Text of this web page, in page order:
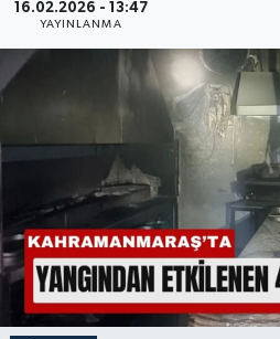
16.02.2026 - 13:47
YAYINLANMA
TEKNOLOJİ
SAĞLIK
İLÇE HABERLERİ
KÜLTÜR-SANAT
KSÜ
Tüm Manşetler
Son Dakika Haberleri